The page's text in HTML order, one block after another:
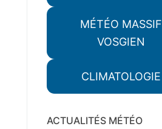
MÉTÉO MASSIF
VOSGIEN
CLIMATOLOGIE
ACTUALITÉS MÉTÉO